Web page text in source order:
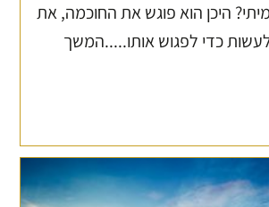
היכן הוא פוגש את החוכמה, את
כדי לפגוש אותו.....המשך